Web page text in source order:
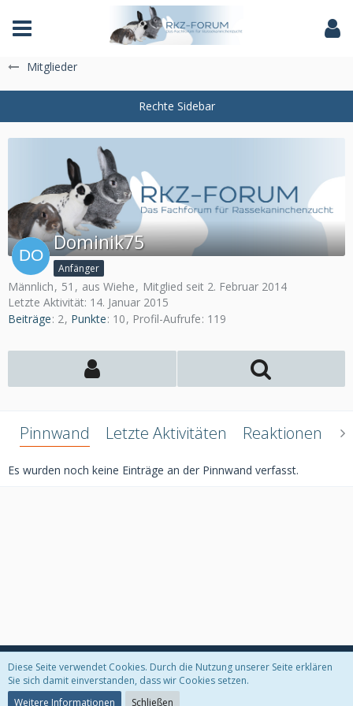
Das Fachforum der Rassekaninchenzucht
Mitglieder
Dominik75
Anfänger
Männlich 51 aus Wiehe
Mitglied seit 2. Februar 2014
Letzte Aktivität: 14. Januar 2015
Beiträge 2 Punkte 10 Profil-Aufrufe 119
Pinnwand Letzte Aktivitäten Reaktionen
Es wurden noch keine Einträge an der Pinnwand verfasst.
Datenschutzerklärung Kontakt Impressum
Diese Seite verwendet Cookies. Durch die Nutzung unserer Seite erklären
Sie sich damit einverstanden, dass wir Cookies setzen.
Weitere Informationen
Schließen